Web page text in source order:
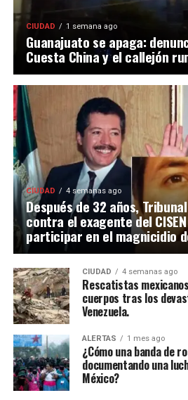
CIUDAD 1 semana ago
Guanajuato se apaga:
Cuesta China y el callejón
CIUDAD 4 semanas ago
Después de 32 años,
contra el exagente del
participar en el magnicidio
CIUDAD 4 semanas ago
Rescatistas
cuerpos tras los
Venezuela.
ALERTAS 1 mes ago
¿Cómo una banda de
documentando una
México?